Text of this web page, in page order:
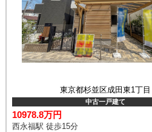
東京都杉並区成田東1丁目
中古一戸建て
10978.8万円
西永福駅 徒歩15分